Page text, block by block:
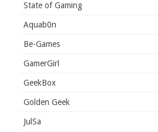
State of Gaming
Aquab0n
Be-Games
GamerGirl
GeekBox
Golden Geek
JulSa